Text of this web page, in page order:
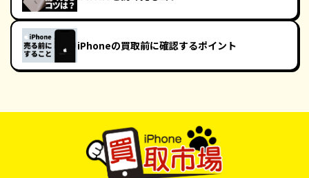
iPhoneの買取前に確認するポイント